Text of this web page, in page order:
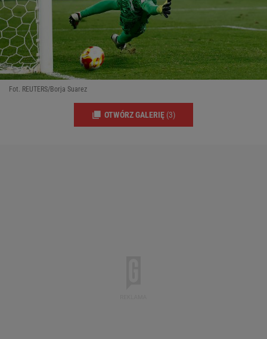
Fot. REUTERS/Borja Suarez
OTWÓRZ GALERIĘ (3)